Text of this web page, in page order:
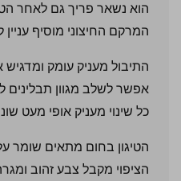
הוא נשאר פריך גם לאחר
המרקם החיצוני מוסיף עניין
התיבול מעניק עומק
אפשר לשלב מגוון תבלינים
כל שינוי מעניק אופי מעט
הטיגון בחום מתאים שומר
הציפוי מקבל צבע זהוב